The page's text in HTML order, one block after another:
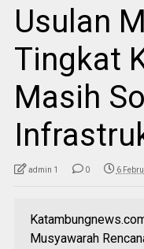
Usulan
Tingkat
Masih
admin 1 0 6
Musyawarah